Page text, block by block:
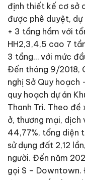
định thiết kế cơ sở
được phê duyệt, dự
+ 3 tầng hầm với
HH2,3,4,5 cao 7
3 tầng… với mức
Đến tháng 9/2018,
nghị Sở Quy hoạch
quy hoạch dự án
Thanh Trì. Theo đề
ở, thương mại, dịch
44,77%, tổng diện
sử dụng đất 2,12
người. Đến năm
gọi S –